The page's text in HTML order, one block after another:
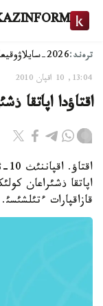
ترەند:2026-سايلاۋ
13:04, 10 اقپان 2010
اقتاؤدا اپاتقا
اپاتقا ذشئراعان
قازاقپارات